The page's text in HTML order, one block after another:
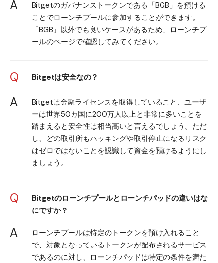
A
Bitgetのガバナンストークンである「BGB」を預ける
ことでローンチプールに参加することができます。
「BGB」以外でも良いケースがあるため、ローンチプ
ールのページで確認してみてください。
Q Bitgetは安全なの？
A
Bitgetは金融ライセンスを取得していること、ユーザ
ーは世界50カ国に200万人以上と非常に多いことを
踏まえると安全性は相当高いと言えるでしょう。ただ
し、どの取引所もハッキングや取引停止になるリスク
はゼロではないことを認識して資金を預けるようにし
ましょう。
Q
Bitgetのローンチプールとローンチパッドの違いはな
にですか？
A
ローンチプールは特定のトークンを預け入れること
で、対象となっているトークンが配布されるサービス
であるのに対し、ローンチパッドは特定の条件を満た